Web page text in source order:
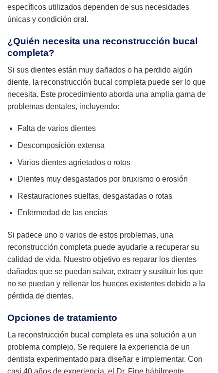
específicos utilizados dependen de sus necesidades
únicas y condición oral.
¿Quién necesita una reconstrucción bucal
completa?
Si sus dientes están muy dañados o ha perdido algún
diente, la reconstrucción bucal completa puede ser lo que
necesita. Este procedimiento aborda una amplia gama de
problemas dentales, incluyendo:
Falta de varios dientes
Descomposición extensa
Varios dientes agrietados o rotos
Dientes muy desgastados por bruxismo o erosión
Restauraciones sueltas, desgastadas o rotas
Enfermedad de las encías
Si padece uno o varios de estos problemas, una
reconstrucción completa puede ayudarle a recuperar su
calidad de vida. Nuestro objetivo es reparar los dientes
dañados que se puedan salvar, extraer y sustituir los que
no se puedan y rellenar los huecos existentes debido a la
pérdida de dientes.
Opciones de tratamiento
La reconstrucción bucal completa es una solución a un
problema complejo. Se requiere la experiencia de un
dentista experimentado para diseñar e implementar. Con
casi 40 años de experiencia, el Dr. Fine hábilmente